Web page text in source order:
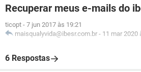
Recuperar meus e-mails do
ticopt - 7 jun 2017 às 19:21
maisqualyvida@ibesr.com.br - 11 mar 2020
6 Respostas